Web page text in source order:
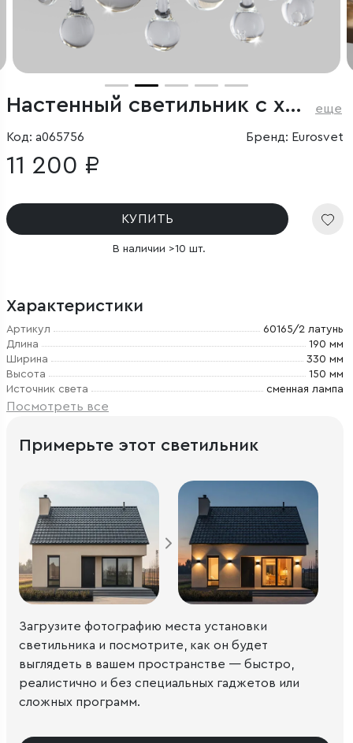
Настенный светильник с хрусталем еще
Код: a065756 Бренд: Eurosvet
11 200 ₽
КУПИТЬ
В наличии >10 шт.
Характеристики
Артикул
60165/2 латунь
Длина
190 мм
Ширина
330 мм
Высота
150 мм
Источник света
сменная лампа
Посмотреть все
Примерьте этот светильник
Загрузите фотографию места установки
светильника и посмотрите, как он будет
выглядеть в вашем пространстве — быстро,
реалистично и без специальных гаджетов или
сложных программ.